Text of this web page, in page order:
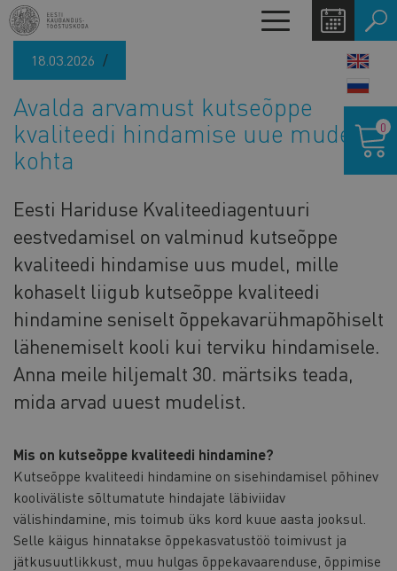
Liigu
edasi
põhisisu
Toggle
navigation
18.03.2026
Avalda arvamust kutseõppe
kvaliteedi hindamise uue mudeli
kohta
Eesti Hariduse Kvaliteediagentuuri
eestvedamisel on valminud kutseõppe
kvaliteedi hindamise uus mudel, mille
kohaselt liigub kutseõppe kvaliteedi
hindamine seniselt õppekavarühmapõhiselt
lähenemiselt kooli kui terviku hindamisele.
Anna meile hiljemalt 30. märtsiks teada,
mida arvad uuest mudelist.
Mis on kutseõppe kvaliteedi hindamine?
Kutseõppe kvaliteedi hindamine on sisehindamisel põhinev
kooliväliste sõltumatute hindajate läbiviidav
välishindamine, mis toimub üks kord kuue aasta jooksul.
Selle käigus hinnatakse õppekasvatustöö toimivust ja
jätkusuutlikkust, muu hulgas õppekavaarenduse, õppimise
0